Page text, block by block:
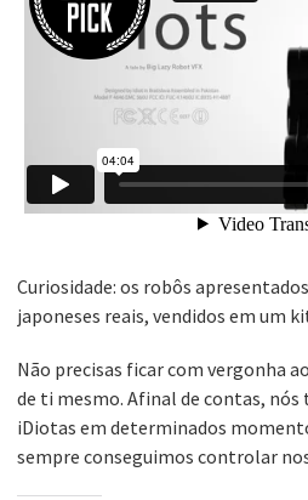
Curiosidade: os robôs
japoneses reais, vendidos em um
Não precisas ficar com vergonha
de ti mesmo. Afinal de contas, nós
iDiotas em determinados
sempre conseguimos controlar